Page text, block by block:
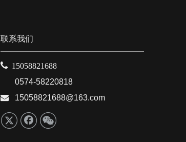
联系我们
 15058821688
0574-58220818
 15058821688@163.com